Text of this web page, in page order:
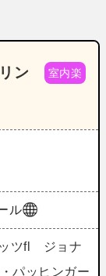
ン 室内楽
ル
ッツfl ジョナ
パッヒンガー